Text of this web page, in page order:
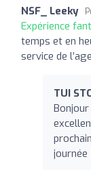
NSF_ Leeky
Expérience
temps et en
service de
TUI
journée